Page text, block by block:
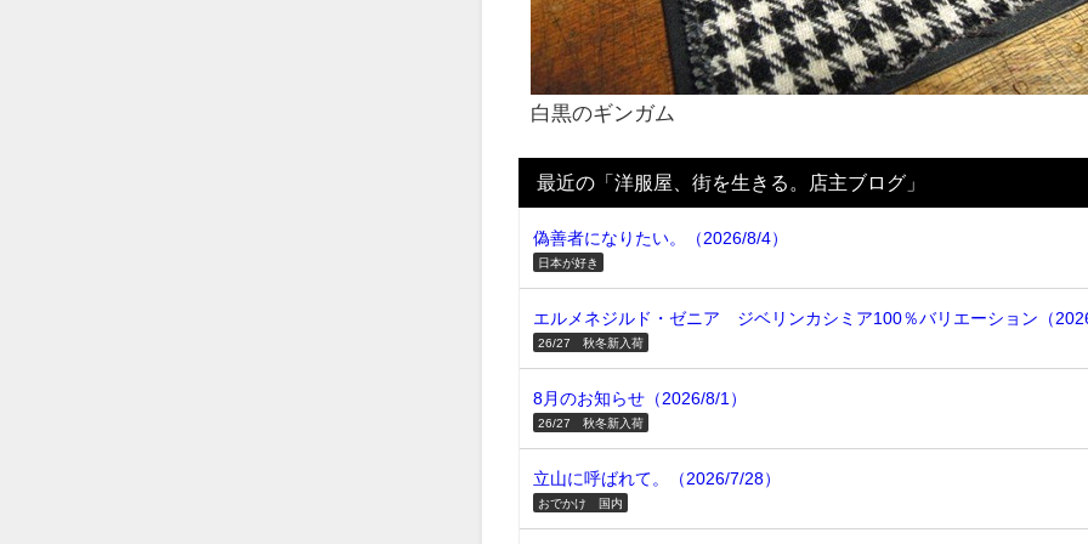
白黒のギンガム
最近の「洋服屋、街を生きる。店主ブログ」
偽善者になりたい。（2026/8/4）
日本が好き
エルメネジルド・ゼニア ジベリンカシミア100％バリエーション（
26/27 秋冬新入荷
8月のお知らせ（2026/8/1）
26/27 秋冬新入荷
立山に呼ばれて。（2026/7/28）
おでかけ 国内